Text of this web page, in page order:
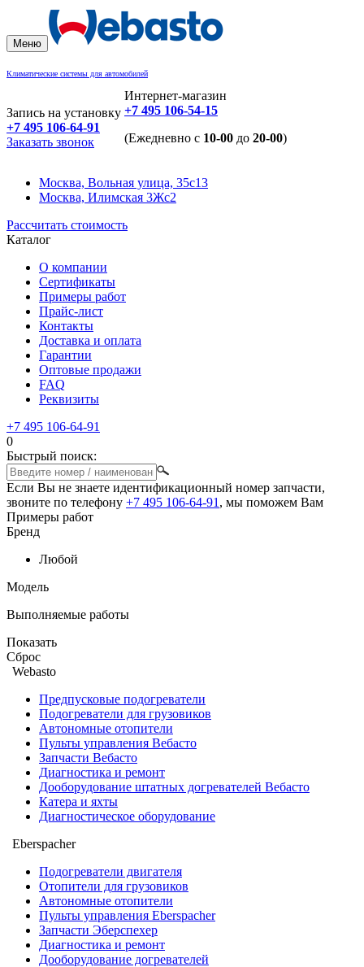
Меню
Климатические системы для автомобилей
Запись на установку
+7 495 106-64-91
Заказать звонок
Интернет-магазин
+7 495 106-54-15
(Ежедневно с 10-00 до 20-00)
Москва, Вольная улица, 35с13
Москва, Илимская 3Жс2
Рассчитать стоимость
Каталог
О компании
Сертификаты
Примеры работ
Прайс-лист
Контакты
Доставка и оплата
Гарантии
Оптовые продажи
FAQ
Реквизиты
+7 495 106-64-91
0
Быстрый поиск:
Если Вы не знаете идентификационный номер запчасти,
звоните по телефону +7 495 106-64-91 , мы поможем Вам
Примеры работ
Бренд
Любой
Модель
Выполняемые работы
Показать
Сброс
Webasto
Предпусковые подогреватели
Подогреватели для грузовиков
Автономные отопители
Пульты управления Вебасто
Запчасти Вебасто
Диагностика и ремонт
Дооборудование штатных догревателей Вебасто
Катера и яхты
Диагностическое оборудование
Eberspacher
Подогреватели двигателя
Отопители для грузовиков
Автономные отопители
Пульты управления Eberspacher
Запчасти Эберспехер
Диагностика и ремонт
Дооборудование догревателей